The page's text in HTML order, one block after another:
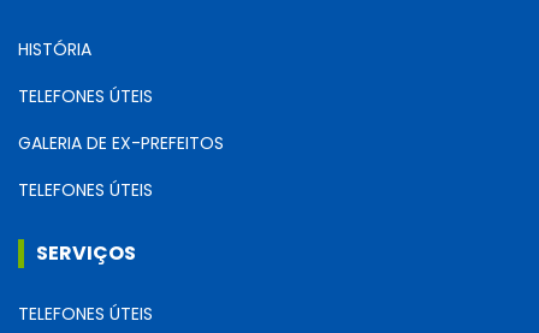
HISTÓRIA
TELEFONES ÚTEIS
GALERIA DE EX-PREFEITOS
TELEFONES ÚTEIS
SERVIÇOS
TELEFONES ÚTEIS